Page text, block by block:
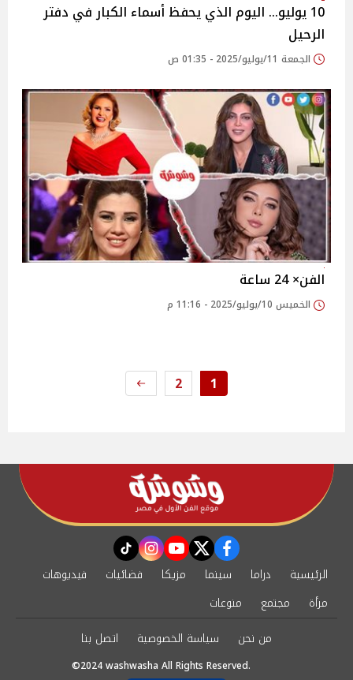
10 يوليو… اليوم الذي يحفظ أسماء الكبار في دفتر
الرحيل
الجمعة 11/يوليو/2025 - 01:35 ص
الفن× 24 ساعة
الخميس 10/يوليو/2025 - 11:16 م
1
2
facebook
twitter
youtube
instagram
tiktok
الرئيسية دراما سينما مزيكا فضائيات
فيديوهات
مرأة
مجتمع
منوعات
من نحن
سياسة الخصوصية اتصل بنا
©2024 washwasha All Rights Reserved.